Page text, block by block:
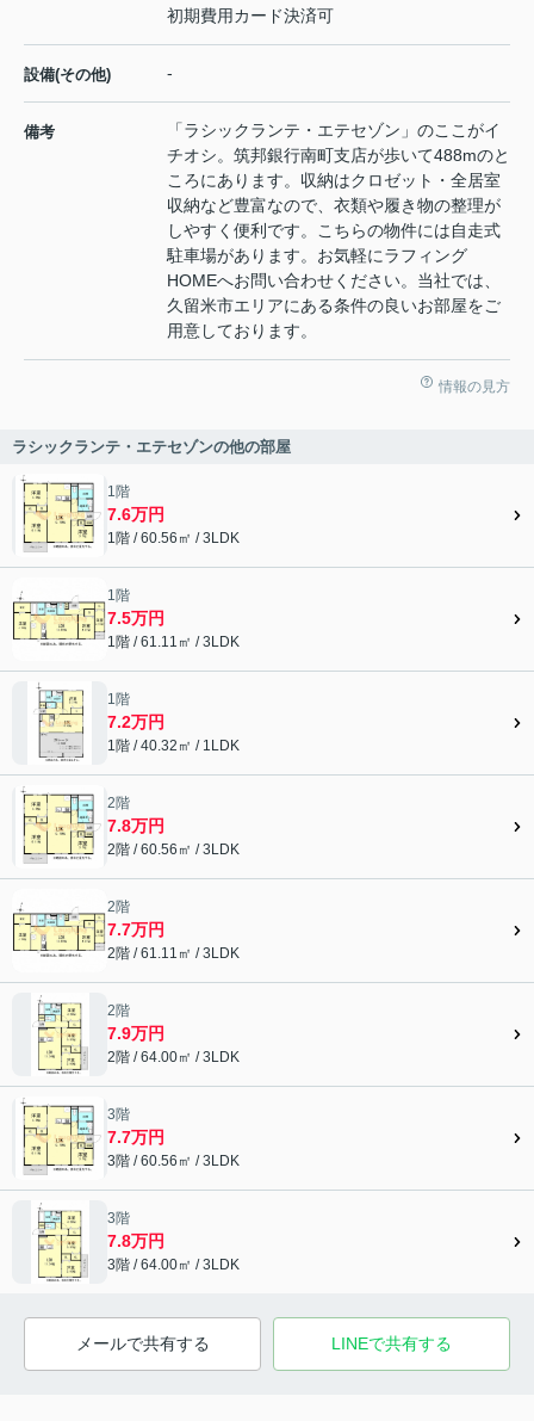
初期費用カード決済可
設備(その他) -
備考
「ラシックランテ・エテセゾン」のここがイ
チオシ。筑邦銀行南町支店が歩いて488mのと
ころにあります。収納はクロゼット・全居室
収納など豊富なので、衣類や履き物の整理が
しやすく便利です。こちらの物件には自走式
駐車場があります。お気軽にラフィング
HOMEへお問い合わせください。当社では、
久留米市エリアにある条件の良いお部屋をご
用意しております。
情報の見方
ラシックランテ・エテセゾンの他の部屋
1階
7.6万円
1階 / 60.56㎡ / 3LDK
1階
7.5万円
1階 / 61.11㎡ / 3LDK
1階
7.2万円
1階 / 40.32㎡ / 1LDK
2階
7.8万円
2階 / 60.56㎡ / 3LDK
2階
7.7万円
2階 / 61.11㎡ / 3LDK
2階
7.9万円
2階 / 64.00㎡ / 3LDK
3階
7.7万円
3階 / 60.56㎡ / 3LDK
3階
7.8万円
3階 / 64.00㎡ / 3LDK
メールで共有する LINEで共有する